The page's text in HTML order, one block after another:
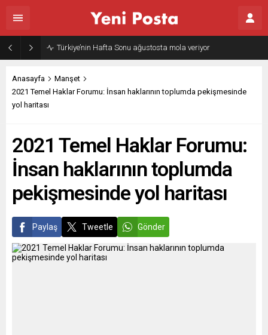
Gazze’nin geleceği: Teknokratik kontrol mü, kolonializm mi?
Anasayfa
Manşet
2021 Temel Haklar Forumu: İnsan haklarının toplumda pekişmesinde
yol haritası
2021 Temel Haklar Forumu:
İnsan haklarının toplumda
pekişmesinde yol haritası
Paylaş Tweetle Gönder